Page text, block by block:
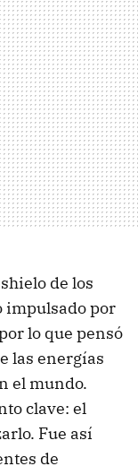
de los
impulsado por
lo que pensó
las energías
el mundo.
clave: el
Fue así
de